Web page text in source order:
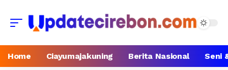
Home Ciayumajakuning Berita Nasional Seni